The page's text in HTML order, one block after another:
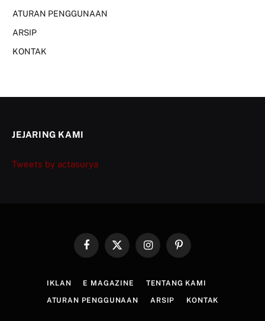
ATURAN PENGGUNAAN
ARSIP
KONTAK
JEJARING KAMI
Tweets by actasurya
FacebookX
InstagramPinterest
IKLAN E MAGAZINE TENTANG KAMI
ATURAN PENGGUNAAN ARSIP KONTAK